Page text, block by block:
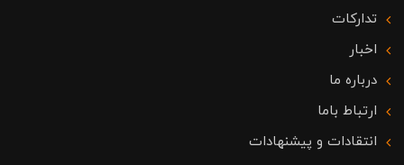
تدارکات
اخبار
درباره ما
ارتباط باما
انتقادات و پیشنهادات